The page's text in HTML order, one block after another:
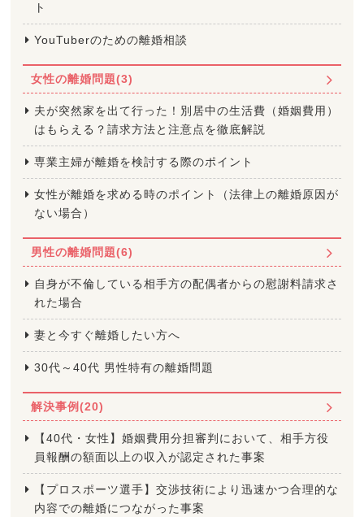
ト
YouTuberのための離婚相談
女性の離婚問題(3)
夫が突然家を出て行った！別居中の生活費（婚姻費用）
はもらえる？請求方法と注意点を徹底解説
専業主婦が離婚を検討する際のポイント
女性が離婚を求める時のポイント（法律上の離婚原因が
ない場合）
男性の離婚問題(6)
自身が不倫している相手方の配偶者からの慰謝料請求さ
れた場合
妻と今すぐ離婚したい方へ
30代～40代 男性特有の離婚問題
解決事例(20)
【40代・女性】婚姻費用分担審判において、相手方役
員報酬の額面以上の収入が認定された事案
【プロスポーツ選手】交渉技術により迅速かつ合理的な
内容での離婚につながった事案